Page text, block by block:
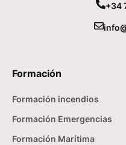
+34
Formación
Formación incendios
Formación Emergencias
Formación Marítima